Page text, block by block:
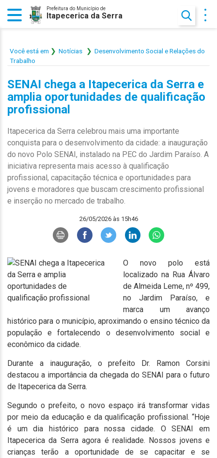
Prefeitura do Município de
Itapecerica da Serra
Você está em Notícias
Desenvolvimento Social e Relações do
Trabalho
SENAI chega a Itapecerica da Serra e
amplia oportunidades de qualificação
profissional
Itapecerica da Serra celebrou mais uma importante
conquista para o desenvolvimento da cidade: a inauguração
do novo Polo SENAI, instalado na PEC do Jardim Paraíso. A
iniciativa representa mais acesso à qualificação
profissional, capacitação técnica e oportunidades para
jovens e moradores que buscam crescimento profissional
e inserção no mercado de trabalho.
26/05/2026 às 15h46
O novo polo está
localizado na Rua Álvaro
de Almeida Leme, nº 499,
no Jardim Paraíso, e
marca um avanço
histórico para o município, aproximando o ensino técnico da
população e fortalecendo o desenvolvimento social e
econômico da cidade.
Durante a inauguração, o prefeito Dr. Ramon Corsini
destacou a importância da chegada do SENAI para o futuro
de Itapecerica da Serra.
Segundo o prefeito, o novo espaço irá transformar vidas
por meio da educação e da qualificação profissional. “Hoje
é um dia histórico para nossa cidade. O SENAI em
Itapecerica da Serra agora é realidade. Nossos jovens e
crianças terão a oportunidade de se capacitar e se